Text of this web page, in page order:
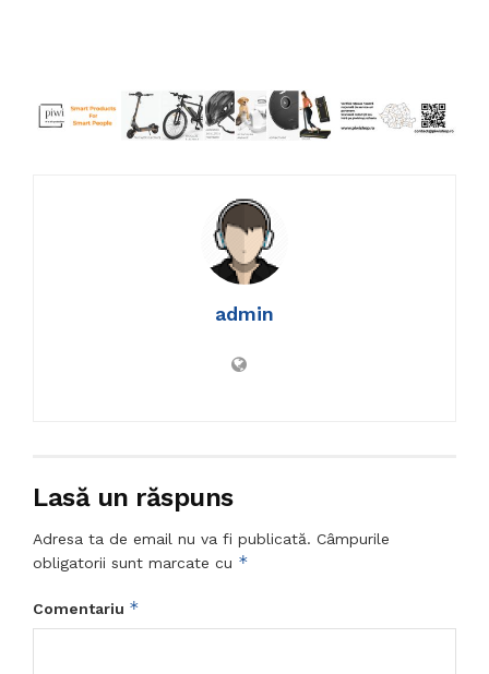
admin
Lasă un răspuns
Adresa ta de email nu va fi publicată. Câmpurile
obligatorii sunt marcate cu *
Comentariu *